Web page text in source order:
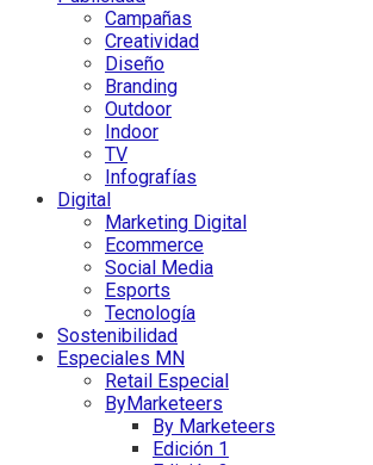
Campañas
Creatividad
Diseño
Branding
Outdoor
Indoor
TV
Infografías
Digital
Marketing Digital
Ecommerce
Social Media
Esports
Tecnología
Sostenibilidad
Especiales MN
Retail Especial
ByMarketeers
By Marketeers
Edición 1